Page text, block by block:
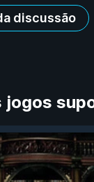
discussão
jogos